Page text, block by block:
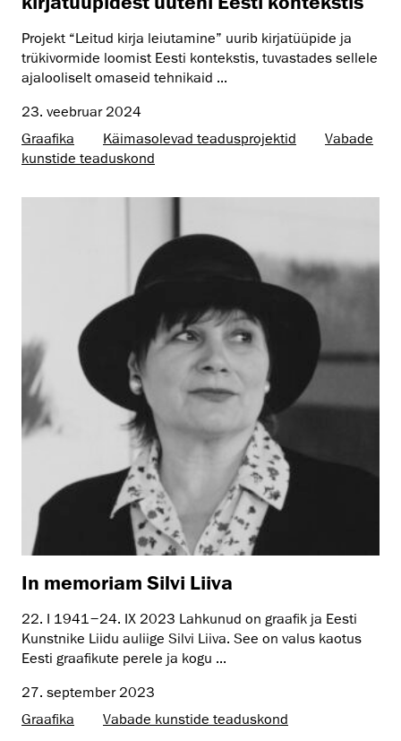
Projekt “Leitud kirja leiutamine” uurib kirjatüüpide ja
trükivormide loomist Eesti kontekstis, tuvastades sellele
ajalooliselt omaseid tehnikaid ...
23. veebruar 2024
Graafika
Käimasolevad teadusprojektid
Vabade
kunstide teaduskond
In memoriam Silvi Liiva
22. I 1941‒24. IX 2023 Lahkunud on graafik ja Eesti
Kunstnike Liidu auliige Silvi Liiva. See on valus kaotus
Eesti graafikute perele ja kogu ...
27. september 2023
Graafika
Vabade kunstide teaduskond